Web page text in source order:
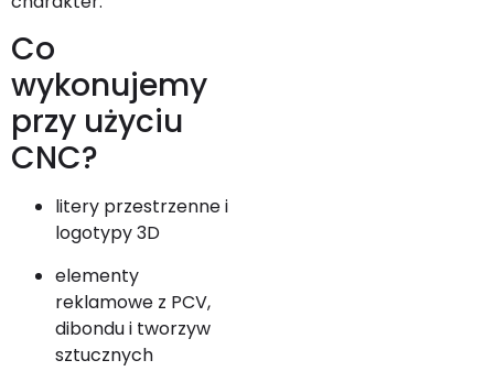
Co
wykonujemy
przy użyciu
CNC?
litery przestrzenne i
logotypy 3D
elementy
reklamowe z PCV,
dibondu i tworzyw
sztucznych